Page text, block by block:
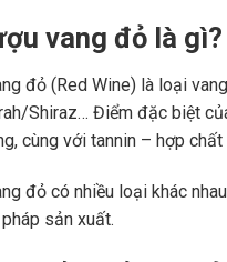
vang đỏ là gì?
đỏ (Red Wine) là loại
Shiraz… Điểm đặc biệt
cùng với tannin – hợp
đỏ có nhiều loại khác
sản xuất.